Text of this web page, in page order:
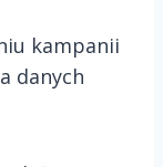
kampanii
danych